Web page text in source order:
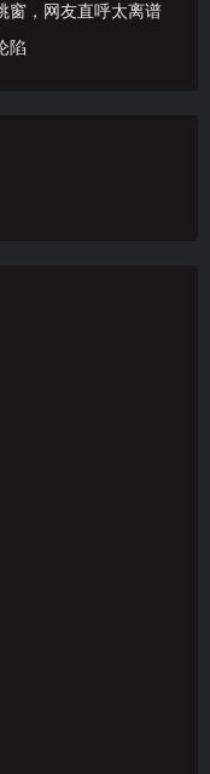
窗，网友直呼太离谱
陷